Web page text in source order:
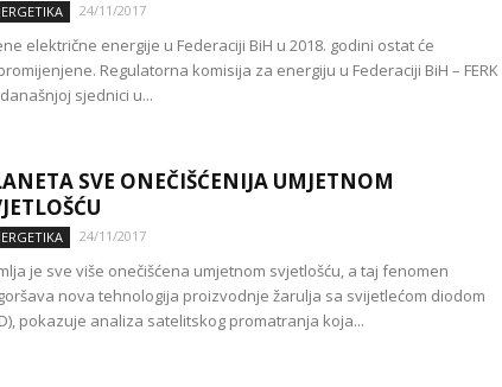
24/11/2017
električne energije u Federaciji BiH u 2018. godini ostat će
Regulatorna komisija za energiju u Federaciji BiH – FERK
sjednici u...
SVE ONEČIŠĆENIJA UMJETNOM
24/11/2017
je sve više onečišćena umjetnom svjetlošću, a taj fenomen
nova tehnologija proizvodnje žarulja sa svijetlećom diodom
pokazuje analiza satelitskog promatranja koja...